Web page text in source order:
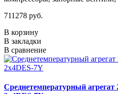
711278 руб.
В корзину
В закладки
В сравнение
Среднетемпературный